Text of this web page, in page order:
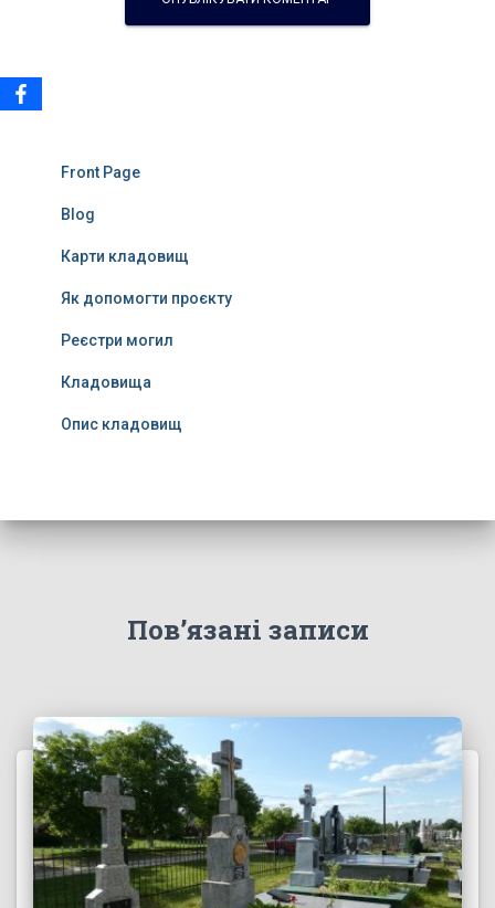
Front Page
Blog
Карти кладовищ
Як допомогти проєкту
Реєстри могил
Кладовища
Опис кладовищ
Пов’язані записи